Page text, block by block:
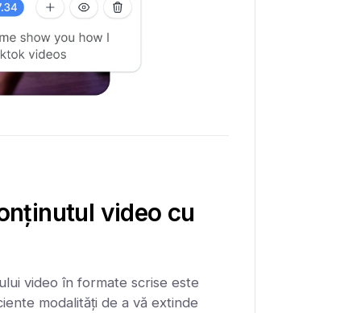
video cu
video în formate scrise este
modalități de a vă extinde